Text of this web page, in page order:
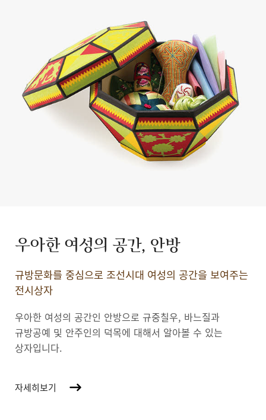
우아한 여성의 공간, 안방
규방문화를 중심으로 조선시대 여성의 공간을 보여주는
전시상자
우아한 여성의 공간인 안방으로 규중칠우, 바느질과
규방공예 및 안주인의 덕목에 대해서 알아볼 수 있는
상자입니다.
자세히보기